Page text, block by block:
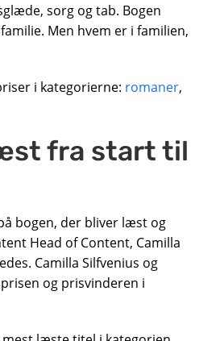
sorg og tab. Bogen
Men hvem er i familien,
i kategorierne: romaner,
fra start til
bogen, der bliver læst og
Head of Content, Camilla
Camilla Silfvenius og
og prisvinderen i